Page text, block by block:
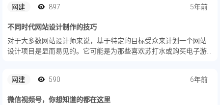
和技巧，...
网建 897 5年前
不同时代网站设计制作的技巧
对于大多数网站设计师来说，基于特定的目标受众来计划一个网站
设计项目是显而易见的。它可能是为那些喜欢苏打水或购买电子游
网建 590 6年前
微信视频号，你想知道的都在这里